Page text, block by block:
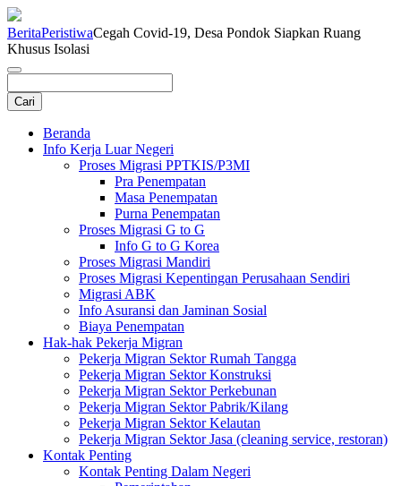
BeritaPeristiwaCegah Covid-19, Desa Pondok Siapkan Ruang
Khusus Isolasi
Beranda
Info Kerja Luar Negeri
Proses Migrasi PPTKIS/P3MI
Pra Penempatan
Masa Penempatan
Purna Penempatan
Proses Migrasi G to G
Info G to G Korea
Proses Migrasi Mandiri
Proses Migrasi Kepentingan Perusahaan Sendiri
Migrasi ABK
Info Asuransi dan Jaminan Sosial
Biaya Penempatan
Hak-hak Pekerja Migran
Pekerja Migran Sektor Rumah Tangga
Pekerja Migran Sektor Konstruksi
Pekerja Migran Sektor Perkebunan
Pekerja Migran Sektor Pabrik/Kilang
Pekerja Migran Sektor Kelautan
Pekerja Migran Sektor Jasa (cleaning service, restoran)
Kontak Penting
Kontak Penting Dalam Negeri